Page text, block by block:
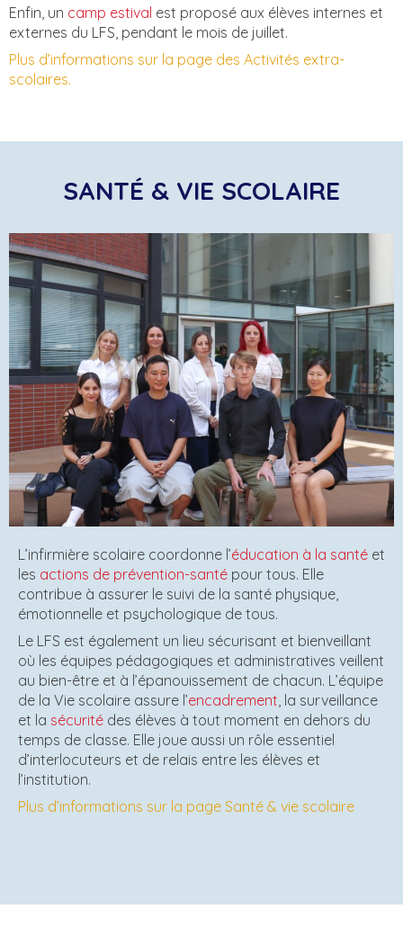
Enfin, un camp estival est proposé aux élèves internes et
externes du LFS, pendant le mois de juillet.
Plus d’informations sur la page des Activités extra-
scolaires.
SANTÉ & VIE SCOLAIRE
L’infirmière scolaire coordonne l’éducation à la santé et
les actions de prévention-santé pour tous. Elle
contribue à assurer le suivi de la santé physique,
émotionnelle et psychologique de tous.
Le LFS est également un lieu sécurisant et bienveillant
où les équipes pédagogiques et administratives veillent
au bien-être et à l’épanouissement de chacun. L’équipe
de la Vie scolaire assure l’encadrement , la surveillance
et la sécurité des élèves à tout moment en dehors du
temps de classe. Elle joue aussi un rôle essentiel
d’interlocuteurs et de relais entre les élèves et
l’institution.
Plus d’informations sur la page Santé & vie scolaire